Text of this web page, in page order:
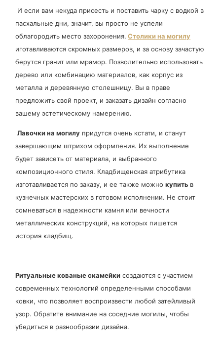
И если вам некуда присесть и поставить чарку с водкой в
пасхальные дни, значит, вы просто не успели
облагородить место захоронения. Столики на могилу
иготавливаются скромных размеров, и за основу зачастую
берутся гранит или мрамор. Позволительно использовать
дерево или комбинацию материалов, как корпус из
металла и деревянную столешницу. Вы в праве
предложить свой проект, и заказать дизайн согласно
вашему эстетическому намерению.
Лавочки на могилу придутся очень кстати, и станут
завершающим штрихом оформления. Их выполнение
будет зависеть от материала, и выбранного
композиционного стиля. Кладбищенская атрибутика
изготавливается по заказу, и ее также можно купить в
кузнечных мастерских в готовом исполнении. Не стоит
сомневаться в надежности камня или вечности
металлических конструкций, на которых пишется
история кладбищ.
Ритуальные кованые скамейки создаются с участием
современных технологий определенными способами
ковки, что позволяет воспроизвести любой затейливый
узор. Обратите внимание на соседние могилы, чтобы
убедиться в разнообразии дизайна.